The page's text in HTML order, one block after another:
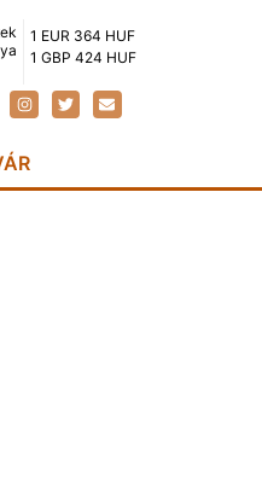
1 EUR 364 HUF
1 GBP 424 HUF